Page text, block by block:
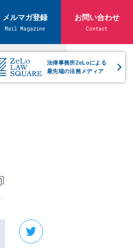
メルマガ登録
Mail Magazine
お問い合わせ
Contact
法律事務所ZeLoによる
最先端の法務メディア